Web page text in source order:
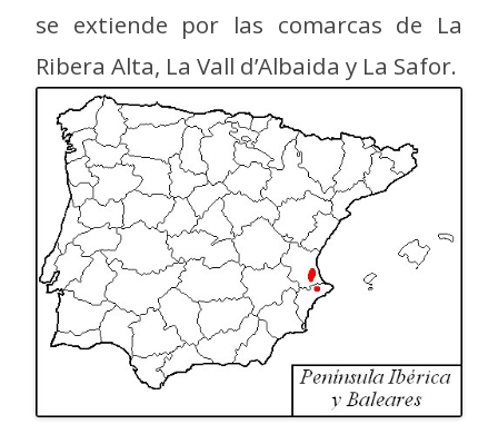
se extiende por las comarcas de La
Ribera Alta, La Vall d’Albaida y La Safor.